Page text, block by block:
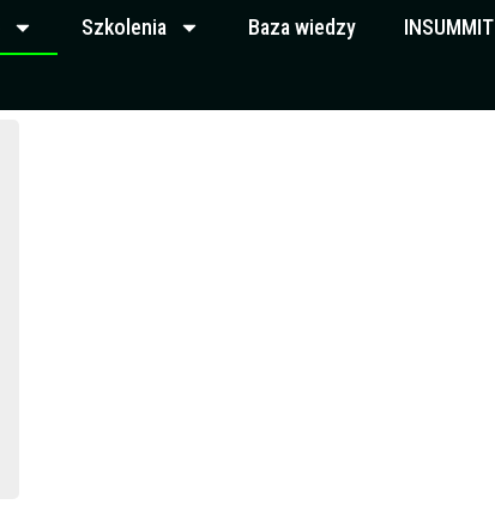
Szkolenia Baza wiedzy INSUMMIT